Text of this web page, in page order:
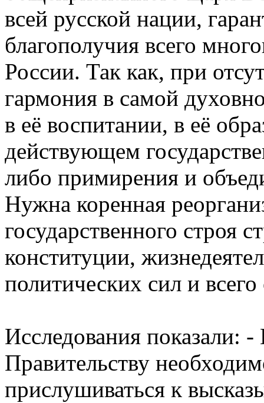
всей русской нации,
благополучия всего
России. Так как, при
гармония в самой
в её воспитании, в её
действующем
либо примирения и
Нужна коренная
государственного строя
конституции,
политических сил и
Исследования показали:
Правительству
прислушиваться к